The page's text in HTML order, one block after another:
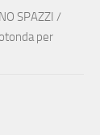
SPAZZI /
per